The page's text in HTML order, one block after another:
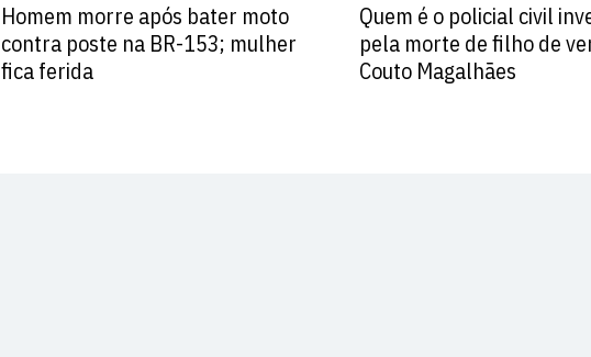
Homem morre após bater moto
contra poste na BR-153; mulher
fica ferida
Quem é o policial civil
pela morte de filho de
Couto Magalhães